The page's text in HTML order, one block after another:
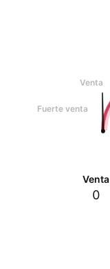
Venta
Fuerte venta
Venta
0